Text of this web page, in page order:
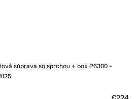
súprava so sprchou + box P6300 -